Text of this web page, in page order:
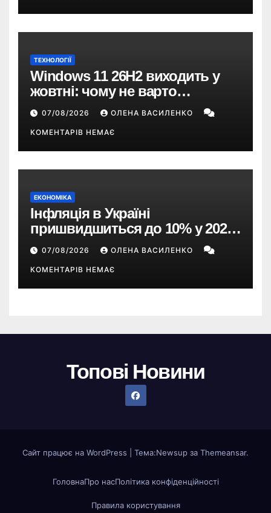
ТЕХНОЛОГІЇ
Windows 11 26H2 виходить у
жовтні: чому не варто
пропускати це оновлення
07/08/2026 ОЛЕНА ВАСИЛЕНКО
КОМЕНТАРІВ НЕМАЄ
ЕКОНОМІКА
Інфляція в Україні
пришвидшиться до 10% у 2026
році — прогноз НБУ
07/08/2026 ОЛЕНА ВАСИЛЕНКО
КОМЕНТАРІВ НЕМАЄ
Топові Новини
Сайт працює на WordPress Тема:Newsup за Themeansar.
ГоловнаПро насПолітика конфіденційності
Правила користування